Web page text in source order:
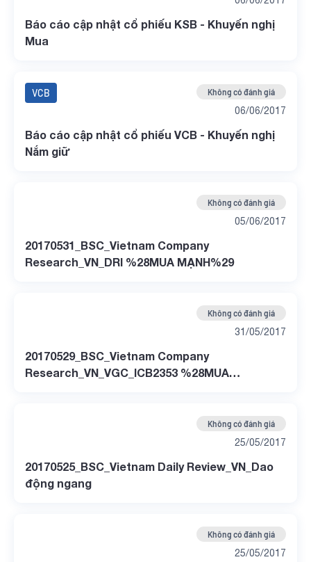
Báo cáo cập nhật cổ phiếu KSB - Khuyến nghị
Mua
VCB Không có đánh giá
06/06/2017
Báo cáo cập nhật cổ phiếu VCB - Khuyến nghị
Nắm giữ
Không có đánh giá
05/06/2017
20170531_BSC_Vietnam Company
Research_VN_DRI %28MUA MẠNH%29
Không có đánh giá
31/05/2017
20170529_BSC_Vietnam Company
Research_VN_VGC_ICB2353 %28MUA
Không có đánh giá
25/05/2017
20170525_BSC_Vietnam Daily Review_VN_Dao
động ngang
Không có đánh giá
25/05/2017